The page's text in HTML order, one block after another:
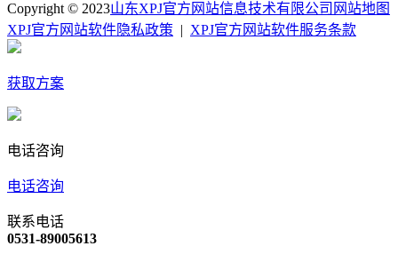
Copyright © 2023山东XPJ官方网站信息技术有限公司 网站地图
XPJ官方网站软件隐私政策
XPJ官方网站软件服务条款
获取方案
电话咨询
电话咨询
联系电话
0531-89005613